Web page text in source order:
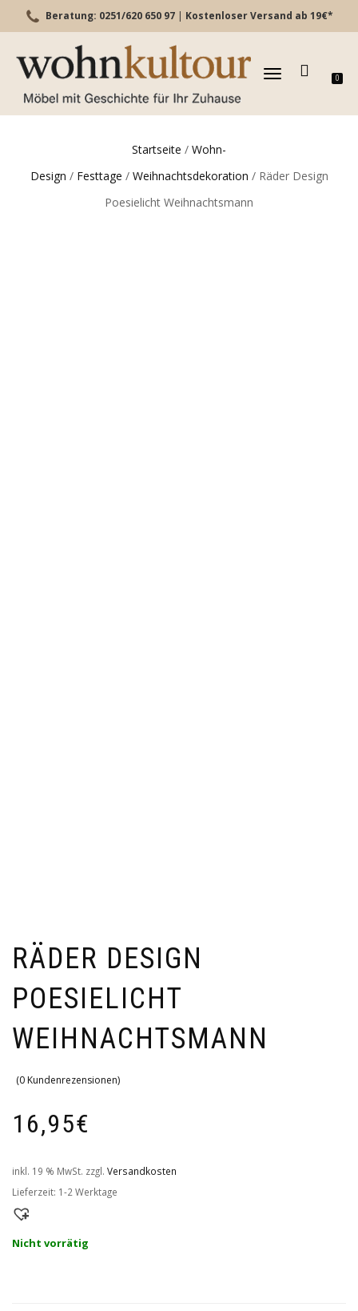
Beratung: 0251/620 650 97 | Kostenloser Versand ab 19€*
TOGGLE
0
Startseite / Wohn-
Design / Festtage / Weihnachtsdekoration / Räder Design
Poesielicht Weihnachtsmann
RÄDER DESIGN
POESIELICHT
WEIHNACHTSMANN
(0 Kundenrezensionen)
16,95€
inkl. 19 % MwSt. zzgl. Versandkosten
Lieferzeit: 1-2 Werktage
Nicht vorrätig